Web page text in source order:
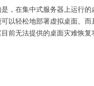
，在集中式服务器上运行
以轻松地部署虚拟桌面。
前无法提供的桌面灾难恢